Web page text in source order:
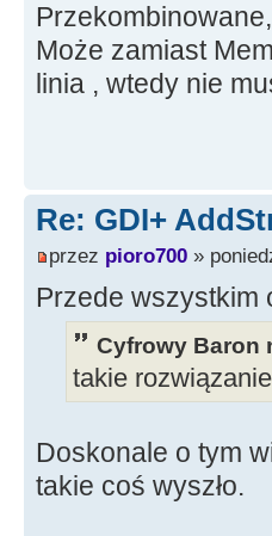
Może zamiast
linia , wtedy nie
Re: GDI+
przez pioro700 »
Przede wszystkim
Cyfrowy Baron
takie
Doskonale o tym
takie coś wyszło.